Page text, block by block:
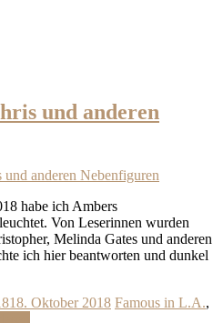
und anderen
habe ich Ambers
Von Leserinnen wurden
Melinda Gates und anderen
ich hier beantworten und dunkel
18. Oktober 2018 Famous in L.A.,